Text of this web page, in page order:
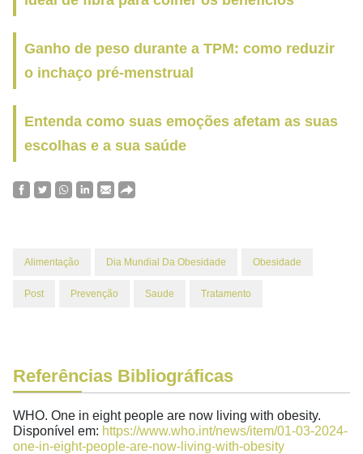
Ganho de peso durante a TPM: como reduzir
o inchaço pré-menstrual
Entenda como suas emoções afetam as suas
escolhas e a sua saúde
Alimentação Dia Mundial Da Obesidade Obesidade
Post Prevenção Saude Tratamento
Referências Bibliográficas
WHO. One in eight people are now living with obesity.
Disponível em: https://www.who.int/news/item/01-03-2024-
one-in-eight-people-are-now-living-with-obesity